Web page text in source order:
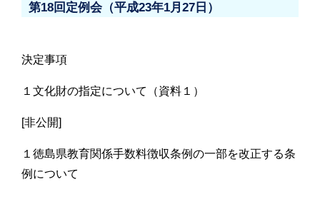
第18回定例会（平成23年1月27日）
決定事項
１文化財の指定について（資料１）
[非公開]
１徳島県教育関係手数料徴収条例の一部を改正する条
例について